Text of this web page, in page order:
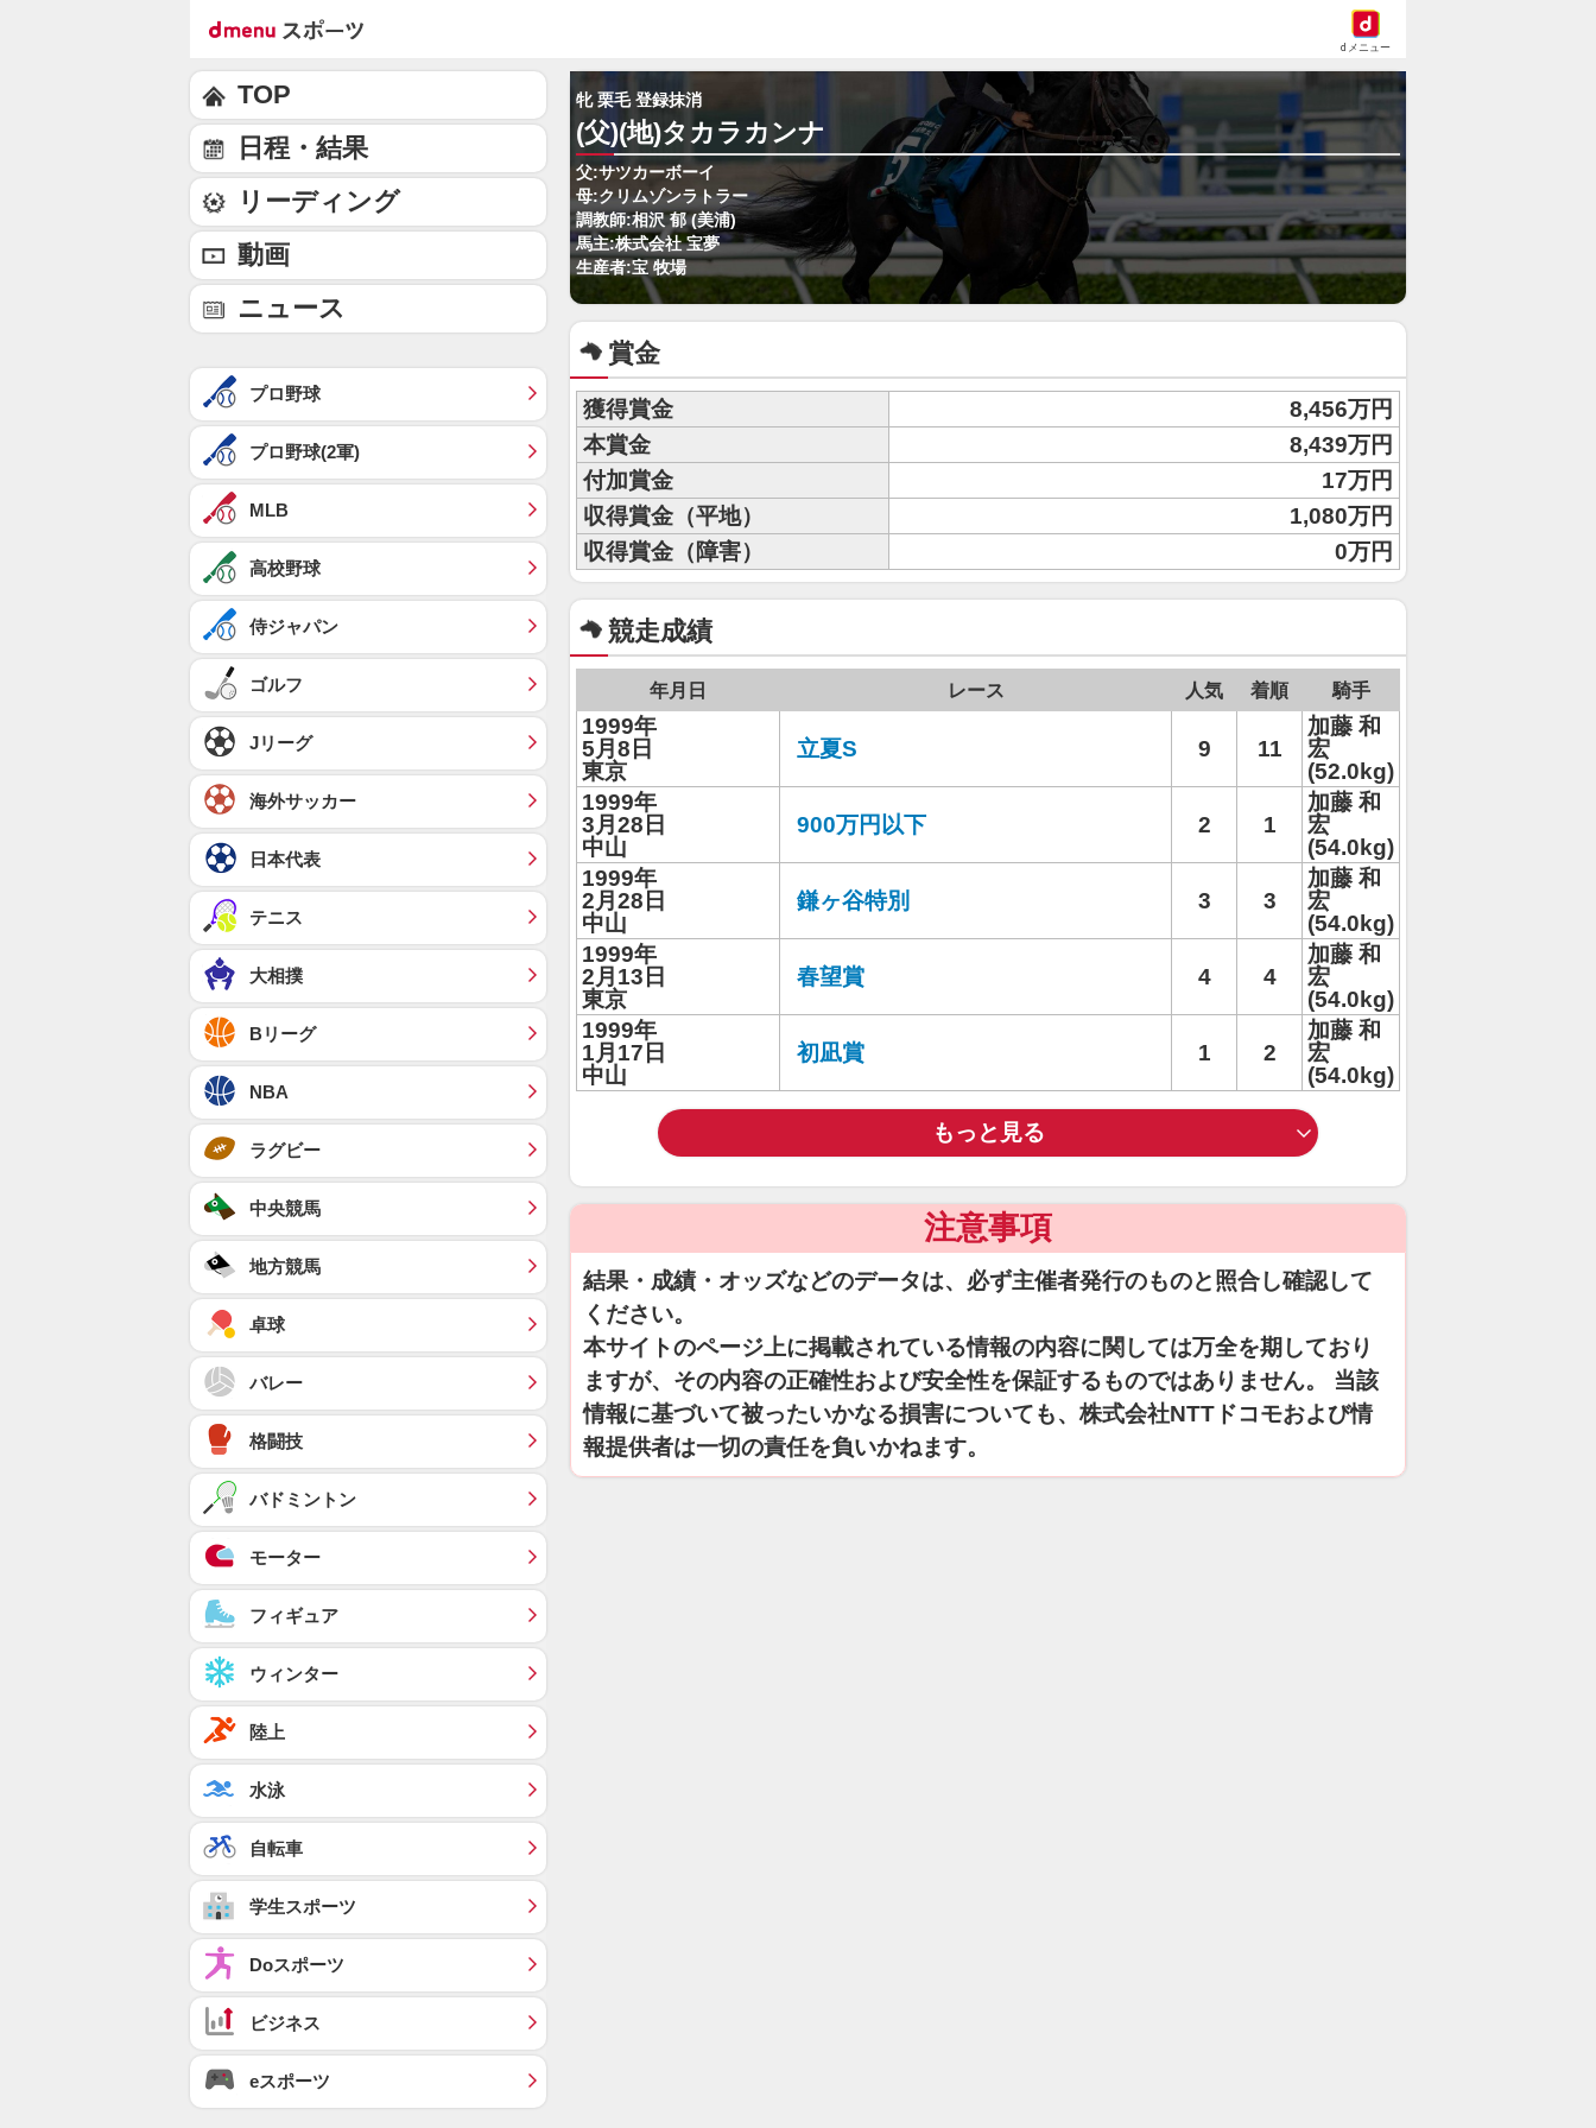
dメニュー
牝 栗毛 登録抹消
(父)(地)タカラカンナ
父:サツカーボーイ
母:クリムゾンラトラー
調教師:相沢 郁 (美浦)
馬主:株式会社 宝夢
生産者:宝 牧場
賞金
獲得賞金
8,456万円
本賞金
8,439万円
付加賞金
17万円
収得賞金（平地）
1,080万円
収得賞金（障害）
0万円
競走成績
年月日 レース 人気 着順 騎手
1999年
5月8日
東京
立夏S 9 11
加藤 和
宏
(52.0kg)
1999年
3月28日
中山
900万円以下 2 1
加藤 和
宏
(54.0kg)
1999年
2月28日
中山
鎌ヶ谷特別 3 3
加藤 和
宏
(54.0kg)
1999年
2月13日
東京
春望賞 4 4
加藤 和
宏
(54.0kg)
1999年
1月17日
中山
初凪賞 1 2
加藤 和
宏
(54.0kg)
もっと見る
注意事項
結果・成績・オッズなどのデータは、必ず主催者発行のものと照合し確認して
ください。
本サイトのページ上に掲載されている情報の内容に関しては万全を期しており
ますが、その内容の正確性および安全性を保証するものではありません。 当該
情報に基づいて被ったいかなる損害についても、株式会社NTTドコモおよび情
報提供者は一切の責任を負いかねます。
TOP
日程・結果
リーディング
動画
ニュース
プロ野球
プロ野球(2軍)
MLB
高校野球
侍ジャパン
ゴルフ
Jリーグ
海外サッカー
日本代表
テニス
大相撲
Bリーグ
NBA
ラグビー
中央競馬
地方競馬
卓球
バレー
格闘技
バドミントン
モーター
フィギュア
ウィンター
陸上
水泳
自転車
学生スポーツ
Doスポーツ
ビジネス
eスポーツ